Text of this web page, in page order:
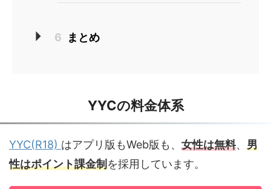
6 まとめ
YYCの料金体系
YYC(R18) はアプリ版もWeb版も、 女性は無料、 男
性はポイント課金制を採用しています。